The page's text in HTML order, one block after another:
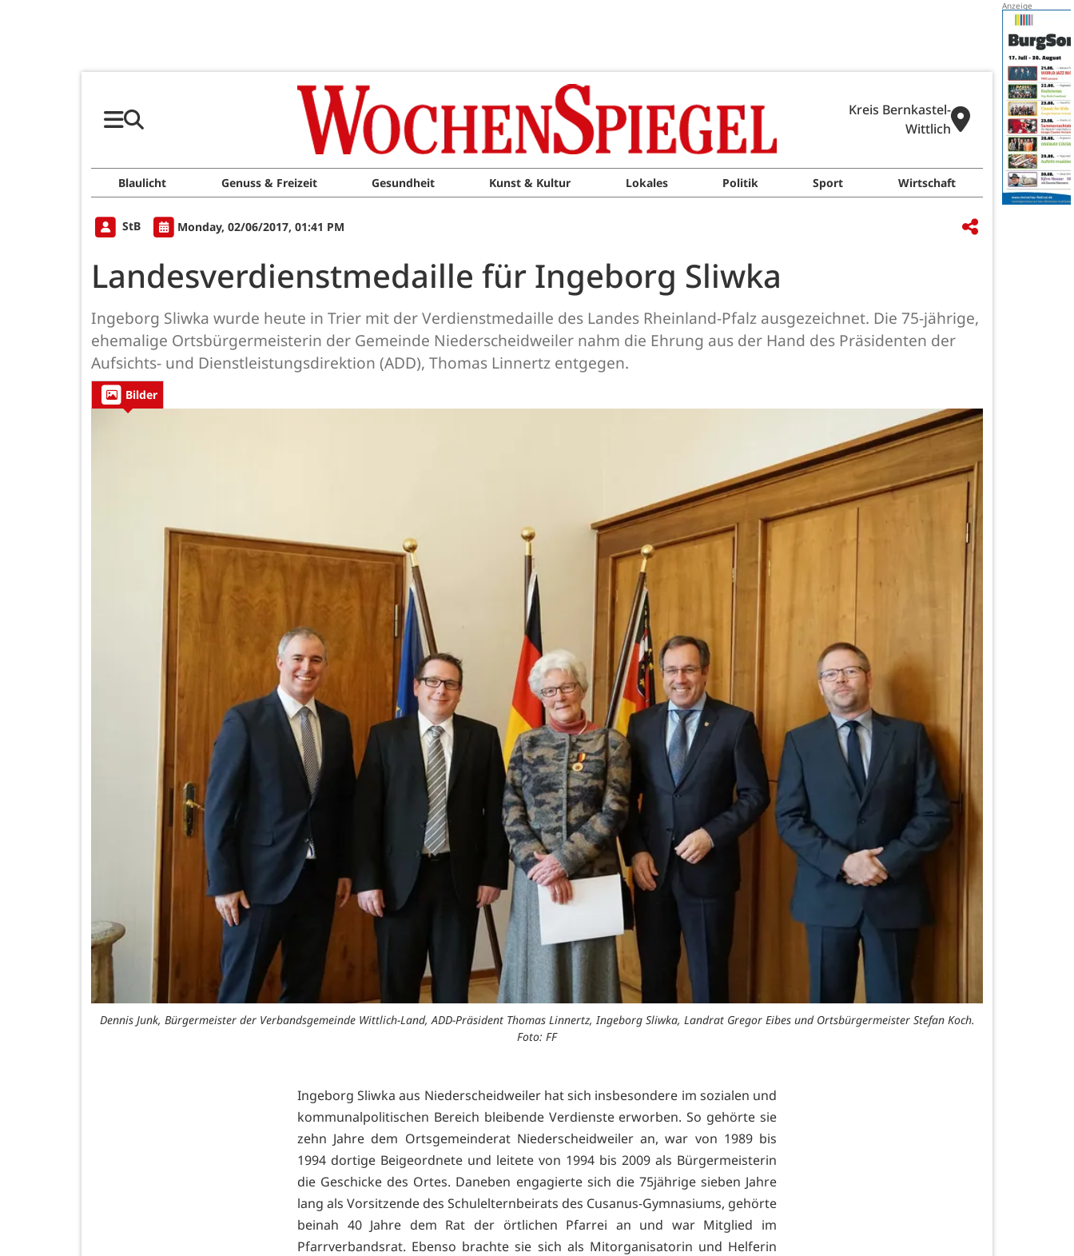
Kreis Bernkastel-
Wittlich
Blaulicht Genuss & Freizeit Gesundheit Kunst & Kultur Lokales Politik Sport Wirtschaft
StB Monday, 02/06/2017, 01:41 PM
Landesverdienstmedaille für Ingeborg Sliwka
Ingeborg Sliwka wurde heute in Trier mit der Verdienstmedaille des Landes Rheinland-Pfalz ausgezeichnet. Die 75-jährige,
ehemalige Ortsbürgermeisterin der Gemeinde Niederscheidweiler nahm die Ehrung aus der Hand des Präsidenten der
Aufsichts- und Dienstleistungsdirektion (ADD), Thomas Linnertz entgegen.
Bilder
Dennis Junk, Bürgermeister der Verbandsgemeinde Wittlich-Land, ADD-Präsident Thomas Linnertz, Ingeborg Sliwka, Landrat Gregor Eibes und Ortsbürgermeister Stefan Koch.
Foto: FF
Ingeborg Sliwka aus Niederscheidweiler hat sich insbesondere im sozialen und
kommunalpolitischen Bereich bleibende Verdienste erworben. So gehörte sie
zehn Jahre dem Ortsgemeinderat Niederscheidweiler an, war von 1989 bis
1994 dortige Beigeordnete und leitete von 1994 bis 2009 als Bürgermeisterin
die Geschicke des Ortes. Daneben engagierte sich die 75jährige sieben Jahre
lang als Vorsitzende des Schulelternbeirats des Cusanus-Gymnasiums, gehörte
beinah 40 Jahre dem Rat der örtlichen Pfarrei an und war Mitglied im
Pfarrverbandsrat. Ebenso brachte sie sich als Mitorganisatorin und Helferin